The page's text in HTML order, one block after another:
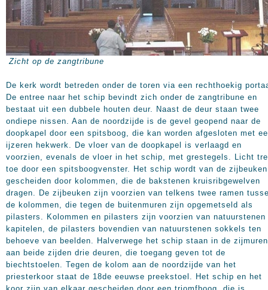
Zicht op de zangtribune
De kerk wordt betreden onder de toren via een rechthoekig
De entree naar het schip bevindt zich onder de zangtribune en
bestaat uit een dubbele houten deur. Naast de deur staan twee
ondiepe nissen. Aan de noordzijde is de gevel geopend naar de
doopkapel door een spitsboog, die kan worden afgesloten met
ijzeren hekwerk. De vloer van de doopkapel is verlaagd en
voorzien, evenals de vloer in het schip, met grestegels. Licht
toe door een spitsboogvenster. Het schip wordt van de zijbeuken
gescheiden door kolommen, die de bakstenen kruisribgewelven
dragen. De zijbeuken zijn voorzien van telkens twee ramen
de kolommen, die tegen de buitenmuren zijn opgemetseld als
pilasters. Kolommen en pilasters zijn voorzien van natuurstenen
kapitelen, de pilasters bovendien van natuurstenen sokkels ten
behoeve van beelden. Halverwege het schip staan in de zijmuren
aan beide zijden drie deuren, die toegang geven tot de
biechtstoelen. Tegen de kolom aan de noordzijde van het
priesterkoor staat de 18de eeuwse preekstoel. Het schip en het